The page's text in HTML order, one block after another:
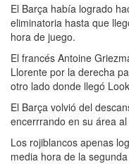
El Barça había logrado
eliminatoria hasta que
hora de juego.
El francés Antoine
Llorente por la derecha
otro lado donde llegó
El Barça volvió del
encerrrando en su área al
Los rojiblancos apenas
media hora de la